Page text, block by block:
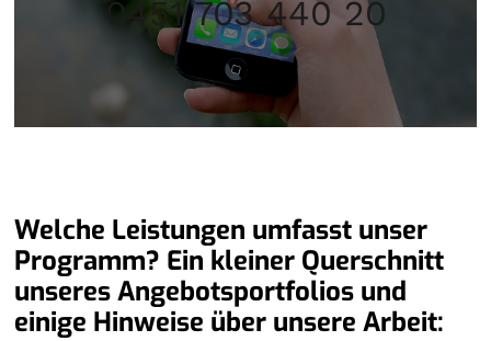
0451 703 440 20
Welche Leistungen umfasst unser
Programm? Ein kleiner Querschnitt
unseres Angebotsportfolios und
einige Hinweise über unsere Arbeit: